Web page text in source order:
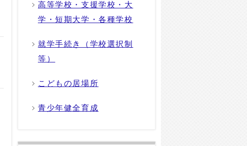
高等学校・支援学校・大
学・短期大学・各種学校
就学手続き（学校選択制
等）
こどもの居場所
青少年健全育成